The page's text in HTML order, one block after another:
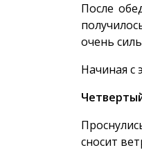
После
очень
Начиная с
сносит